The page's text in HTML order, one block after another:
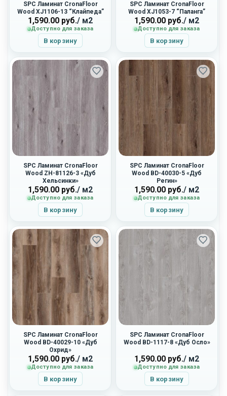
SPC Ламинат CronaFloor
Wood XJ1106-13 “Клайпеда”
1,590.00 руб./ м2
Доступно для заказа
В корзину
SPC Ламинат CronaFloor
Wood XJ1053-7 “Паланга”
1,590.00 руб./ м2
Доступно для заказа
В корзину
SPC Ламинат CronaFloor
Wood ZH-81126-3 «Дуб
Хельсинки»
1,590.00 руб./ м2
Доступно для заказа
В корзину
SPC Ламинат CronaFloor
Wood BD-40030-5 «Дуб
Регин»
1,590.00 руб./ м2
Доступно для заказа
В корзину
SPC Ламинат CronaFloor
Wood BD-40029-10 «Дуб
Охрид»
1,590.00 руб./ м2
Доступно для заказа
В корзину
SPC Ламинат CronaFloor
Wood BD-1117-8 «Дуб Осло»
1,590.00 руб./ м2
Доступно для заказа
В корзину